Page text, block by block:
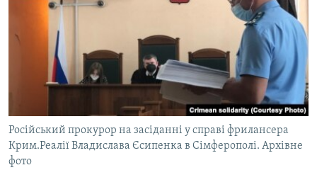
Російський прокурор на засіданні у справі фрилансера
Крим.Реалії Владислава Єсипенка в Сімферополі. Архівне
фото